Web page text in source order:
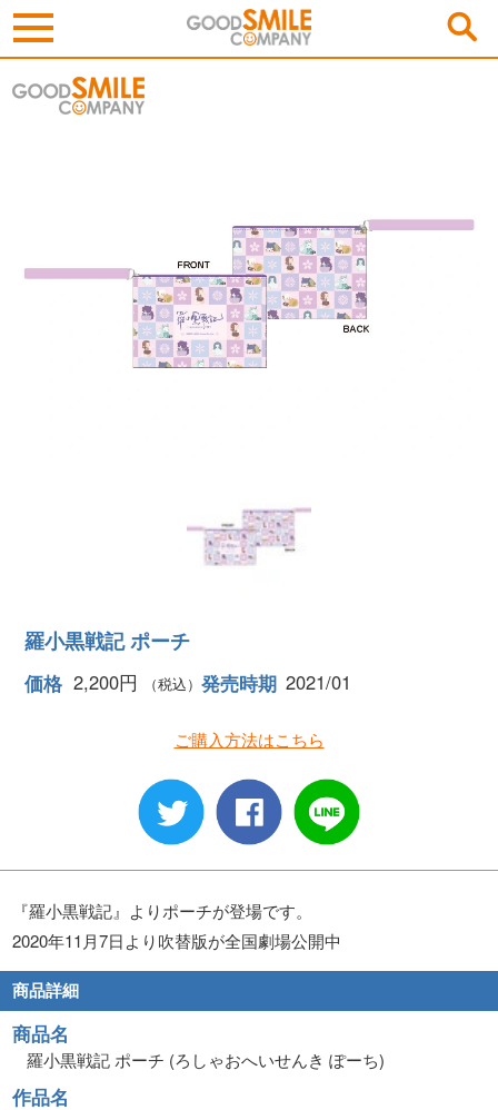
羅小黒戦記 ポーチ
価格 2,200円 （税込） 発売時期 2021/01
ご購入方法はこちら
『羅小黒戦記』よりポーチが登場です。
2020年11月7日より吹替版が全国劇場公開中
商品詳細
商品名
羅小黒戦記 ポーチ (ろしゃおへいせんき ぽーち)
作品名